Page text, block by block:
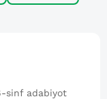
sinf adabiyot